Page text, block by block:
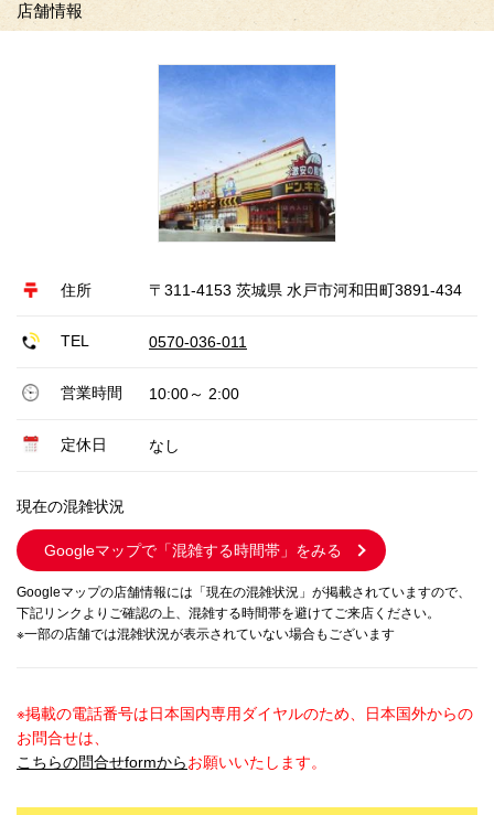
店舗情報
住所 〒311-4153 茨城県 水戸市河和田町3891-434
TEL 0570-036-011
営業時間 10:00～ 2:00
定休日 なし
現在の混雑状況
Googleマップで 「混雑する時間帯」をみる
Googleマップの店舗情報には「現在の混雑状況」が掲載されていますので、
下記リンクよりご確認の上、混雑する時間帯を避けてご来店ください。
※一部の店舗では混雑状況が表示されていない場合もございます
※掲載の電話番号は日本国内専用ダイヤルのため、日本国外からの
お問合せは、
こちらの問合せformからお願いいたします。